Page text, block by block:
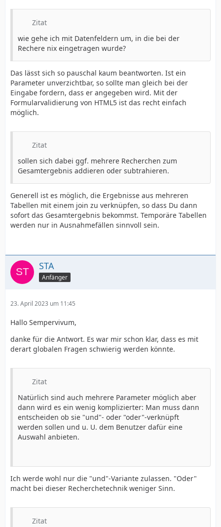
Zitat
wie gehe ich mit Datenfeldern um, in die bei der
Rechere nix eingetragen wurde?
Das lässt sich so pauschal kaum beantworten. Ist ein
Parameter unverzichtbar, so sollte man gleich bei der
Eingabe fordern, dass er angegeben wird. Mit der
Formularvalidierung von HTML5 ist das recht einfach
möglich.
Zitat
sollen sich dabei ggf. mehrere Recherchen zum
Gesamtergebnis addieren oder subtrahieren.
Generell ist es möglich, die Ergebnisse aus mehreren
Tabellen mit einem join zu verknüpfen, so dass Du dann
sofort das Gesamtergebnis bekommst. Temporäre Tabellen
werden nur in Ausnahmefällen sinnvoll sein.
STA
Anfänger
23. April 2023 um 11:45
Hallo Sempervivum,
danke für die Antwort. Es war mir schon klar, dass es mit
derart globalen Fragen schwierig werden könnte.
Zitat
Natürlich sind auch mehrere Parameter möglich aber
dann wird es ein wenig komplizierter: Man muss dann
entscheiden ob sie "und"- oder "oder"-verknüpft
werden sollen und u. U. dem Benutzer dafür eine
Auswahl anbieten.
Ich werde wohl nur die "und"-Variante zulassen. "Oder"
macht bei dieser Recherchetechnik weniger Sinn.
Zitat